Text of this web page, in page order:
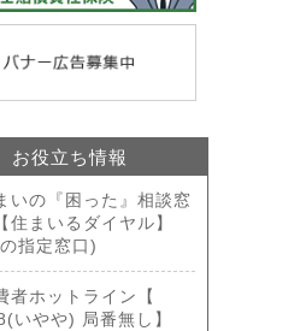
お役立ち情報
いの『困った』相談窓
住まいるダイヤル】
指定窓口)
者ホットライン【
いやや) 局番無し】